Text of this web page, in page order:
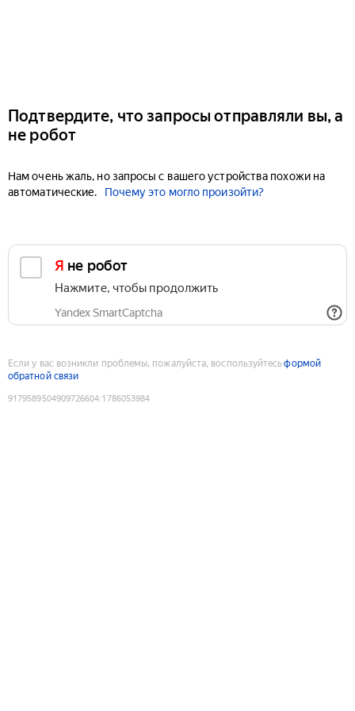
Подтвердите, что запросы отправляли вы, а
не робот
Нам очень жаль, но запросы с вашего устройства похожи на
автоматические.
Почему это могло произойти?
Я не робот
Нажмите, чтобы продолжить
Yandex SmartCaptcha
Если у вас возникли проблемы, пожалуйста, воспользуйтесьформой
обратной связи
9179589504909726604:1786053984